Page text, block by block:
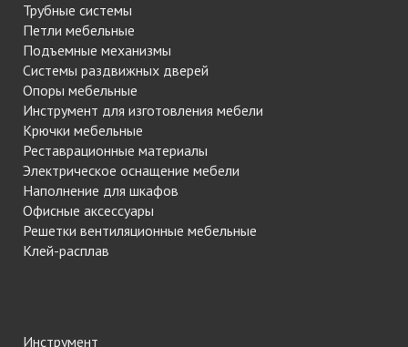
Трубные системы
Петли мебельные
Подъемные механизмы
Системы раздвижных дверей
Опоры мебельные
Инструмент для изготовления мебели
Крючки мебельные
Реставрационные материалы
Электрическое оснащение мебели
Наполнение для шкафов
Офисные аксессуары
Решетки вентиляционные мебельные
Клей-расплав
Инструмент